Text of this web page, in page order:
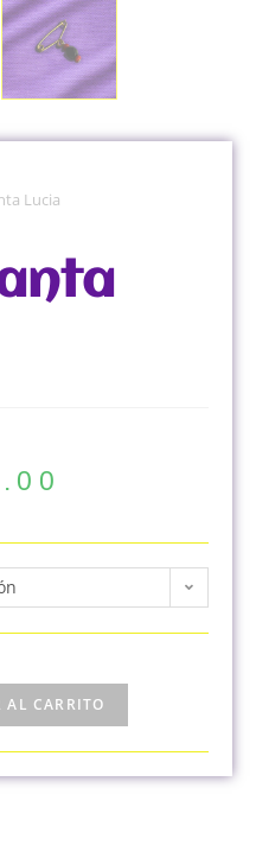
Lucia
AL CARRITO